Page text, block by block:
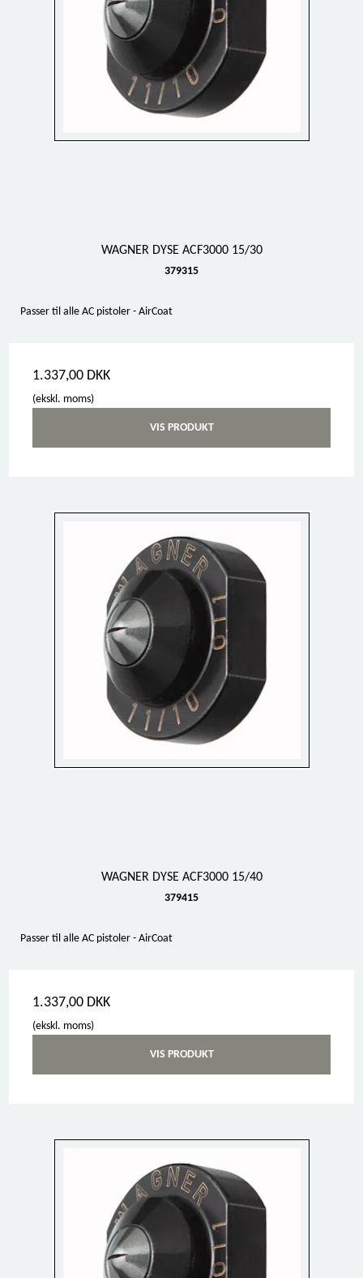
WAGNER DYSE ACF3000 15/30
379315
Passer til alle AC pistoler - AirCoat
1.337,00 DKK
(ekskl. moms)
VIS PRODUKT
WAGNER DYSE ACF3000 15/40
379415
Passer til alle AC pistoler - AirCoat
1.337,00 DKK
(ekskl. moms)
VIS PRODUKT